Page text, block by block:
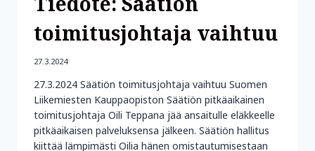
toimitusjohtaja vaihtuu
27.3.2024
27.3.2024 Säätiön toimitusjohtaja vaihtuu Suomen
Liikemiesten Kauppaopiston Säätiön pitkäaikainen
toimitusjohtaja Oili Teppana jää ansaitulle eläkkeelle
pitkäaikaisen palveluksensa jälkeen. Säätiön hallitus
kiittää lämpimästi Oilia hänen omistautumisestaan